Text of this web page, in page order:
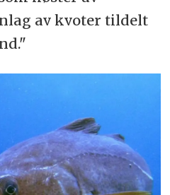
ICES ikke vil ha
effekt på
men sier
de langsiktige
av kvoter tildelt